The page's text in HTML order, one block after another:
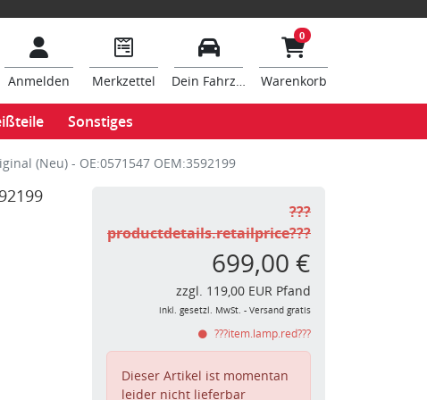
Anmelden Merkzettel Dein Fahrzeug
0
Warenkorb
Sonstiges
(Neu) - OE:0571547 OEM:3592199
???
productdetails.retailprice???
699,00 €
zzgl. 119,00 EUR Pfand
inkl. gesetzl. MwSt. - Versand gratis
???item.lamp.red???
Dieser Artikel ist momentan
leider nicht lieferbar